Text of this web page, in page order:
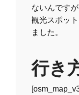
ないんです
観光スポッ
ました。
行き